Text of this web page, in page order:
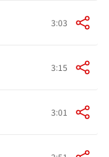
3:03
3:15
3:01